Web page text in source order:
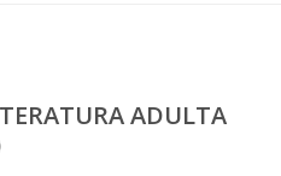
ADULTA